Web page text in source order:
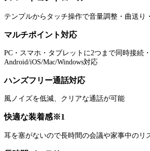
テンプルからタッチ操作で音量調整・曲送り
マルチポイント対応
PC・スマホ・タブレットに2つまで同時接続
Android/iOS/Mac/Windows対応
ハンズフリー通話対応
風ノイズを低減、クリアな通話が可能
快適な装着感※1
耳を塞がないので長時間の会議や家事中のリ